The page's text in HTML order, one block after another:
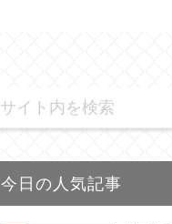
今日の人気記事